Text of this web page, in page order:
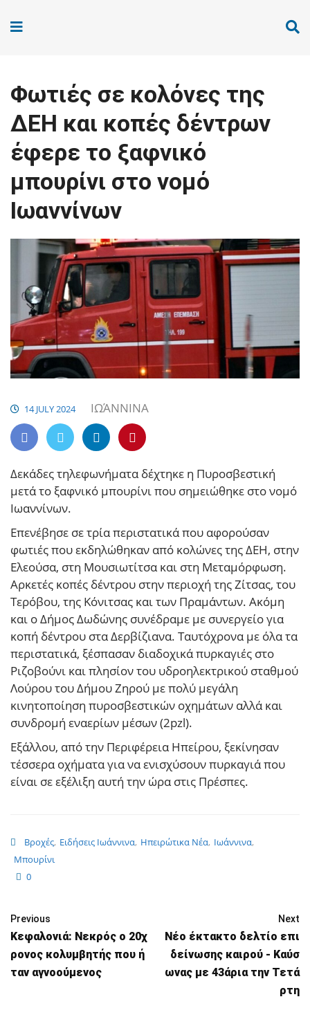
Φωτιές σε κολόνες της
ΔΕΗ και κοπές δέντρων
έφερε το ξαφνικό
μπουρίνι στο νομό
Ιωαννίνων
14 JULY 2024 ΙΩΆΝΝΙΝΑ
Δεκάδες τηλεφωνήματα δέχτηκε η Πυροσβεστική
μετά το ξαφνικό μπουρίνι που σημειώθηκε στο νομό
Ιωαννίνων.
Επενέβησε σε τρία περιστατικά που αφορούσαν
φωτιές που εκδηλώθηκαν από κολώνες της ΔΕΗ, στην
Ελεούσα, στη Μουσιωτίτσα και στη Μεταμόρφωση.
Αρκετές κοπές δέντρου στην περιοχή της Ζίτσας, του
Τερόβου, της Κόνιτσας και των Πραμάντων. Ακόμη
και ο Δήμος Δωδώνης συνέδραμε με συνεργείο για
κοπή δέντρου στα Δερβίζιανα. Ταυτόχρονα με όλα τα
περιστατικά, ξέσπασαν διαδοχικά πυρκαγιές στο
Ριζοβούνι και πλησίον του υδροηλεκτρικού σταθμού
Λούρου του Δήμου Ζηρού με πολύ μεγάλη
κινητοποίηση πυροσβεστικών οχημάτων αλλά και
συνδρομή εναερίων μέσων (2pzl).
Εξάλλου, από την Περιφέρεια Ηπείρου, ξεκίνησαν
τέσσερα οχήματα για να ενισχύσουν πυρκαγιά που
είναι σε εξέλιξη αυτή την ώρα στις Πρέσπες.
Βροχές, Ειδήσεις Ιωάννινα, Ηπειρώτικα Νέα, Ιωάννινα,
Μπουρίνι
0
Previous
Κεφαλονιά: Νεκρός ο 20χ
ρονος κολυμβητής που ή
ταν αγνοούμενος
Next
Νέο έκτακτο δελτίο επι
δείνωσης καιρού - Καύσ
ωνας με 43άρια την Τετά
ρτη